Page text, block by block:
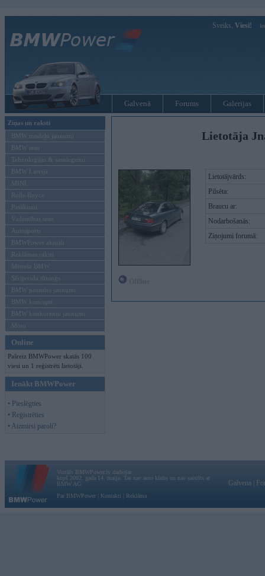
Sveiks, Viesi!
Galvenā Forums Galerijas
Ziņas un raksti
BMW modeļu jaunumi
BMW testi
Tehnoloģijas & sasniegumi
BMW Latvijā
MINI
Rolls-Royce
Pasākumi
Vadāmības tests
Autosports
BMWPower aktuāli
Reklāmas raksti
Mēneša BMW
Sērijveida tūnings
BMW pasaules jaunumi
BMW koncepti
BMW konkurentu jaunumi
Moto
Online
Pašreiz BMWPower skatās 100
viesi un 1 reģistrēti lietotāji.
Ienākt BMWPower
• Pieslēgties
• Reģistrēties
• Aizmirsi paroli?
Lietotāja
Lietotājvārds:
Pilsēta:
Braucu ar:
Nodarbošanās:
Ziņojumi forumā:
Vortāls BMWPower.lv darbojas
kopš 2002. gada 14. maija. Tas nav auto klubs un nav saistīts ar
BMW AG.
Par BMWPower
Kontakti Reklāma
Galvena